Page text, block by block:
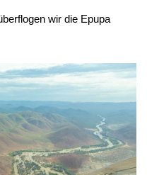
wir die Epupa